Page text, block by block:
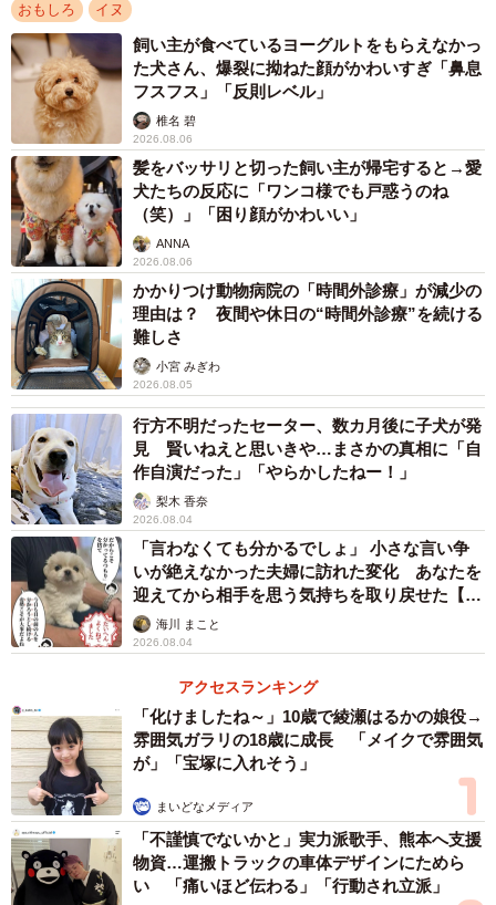
おもしろ イヌ
飼い主が食べているヨーグルトをもらえなかっ
た犬さん、爆裂に拗ねた顔がかわいすぎ「鼻息
フスフス」「反則レベル」
椎名 碧
2026.08.06
髪をバッサリと切った飼い主が帰宅すると→愛
犬たちの反応に「ワンコ様でも戸惑うのね
（笑）」「困り顔がかわいい」
ANNA
2026.08.06
かかりつけ動物病院の「時間外診療」が減少の
理由は？ 夜間や休日の“時間外診療”を続ける
難しさ
小宮 みぎわ
2026.08.05
行方不明だったセーター、数カ月後に子犬が発
見 賢いねえと思いきや…まさかの真相に「自
作自演だった」「やらかしたねー！」
梨木 香奈
2026.08.04
「言わなくても分かるでしょ」 小さな言い争
いが絶えなかった夫婦に訪れた変化 あなたを
迎えてから相手を思う気持ちを取り戻せた【漫
画】海川 まこと
2026.08.04
アクセスランキング
「化けましたね～」10歳で綾瀬はるかの娘役→
雰囲気ガラリの18歳に成長 「メイクで雰囲気
が」「宝塚に入れそう」
まいどなメディア
「不謹慎でないかと」実力派歌手、熊本へ支援
物資…運搬トラックの車体デザインにためら
い 「痛いほど伝わる」「行動され立派」